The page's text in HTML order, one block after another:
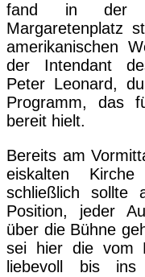
fand in der
Margaretenplatz
amerikanischen
der Intendant
Peter Leonard,
Programm, das
bereit hielt.
Bereits am
eiskalten
schließlich sollte
Position, jeder
über die Bühne
sei hier die vom
liebevoll bis ins